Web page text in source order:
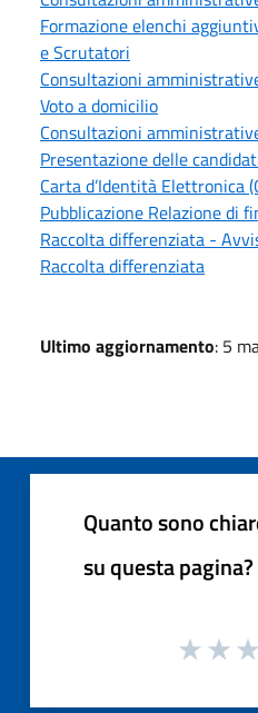
Formazione elenchi
e Scrutatori
Consultazioni
Voto a domicilio
Consultazioni
Presentazione delle
Carta d’Identità Elettronica
Pubblicazione Relazione di
Raccolta differenziata -
Raccolta differenziata
Ultimo aggiornamento: 5
Quanto sono
su questa pagina?